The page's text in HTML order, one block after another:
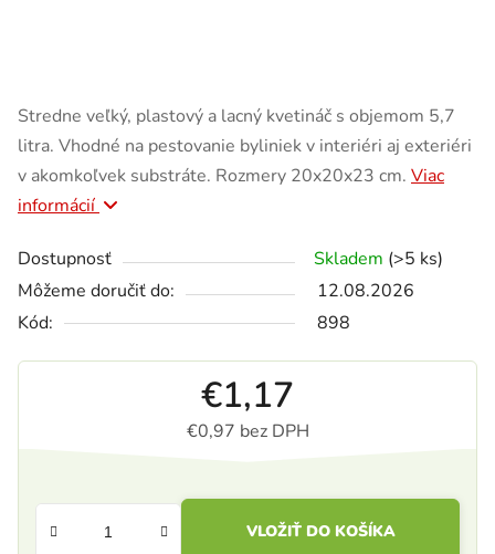
Stredne veľký, plastový a lacný kvetináč s objemom 5,7
litra. Vhodné na pestovanie byliniek v interiéri aj exteriéri
v akomkoľvek substráte. Rozmery 20x20x23 cm. Viac
informácií
Dostupnosť Skladem (>5 ks)
Môžeme doručiť do:
12.08.2026
Kód:
898
€1,17
€0,97 bez DPH
VLOŽIŤ DO KOŠÍKA